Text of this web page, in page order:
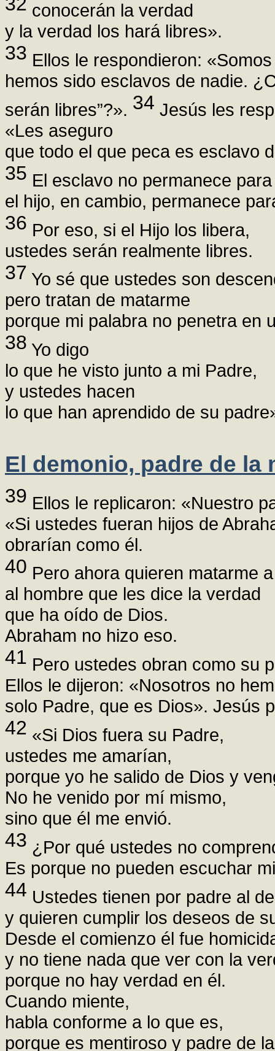
conocerán la verdad
y la verdad los hará libres».
33 Ellos le respondieron:
hemos sido esclavos de nadie.
serán libres”?». 34 Jesús les
«Les aseguro
que todo el que peca es esclavo
35 El esclavo no permanece
el hijo, en cambio, permanece
36 Por eso, si el Hijo los libera,
ustedes serán realmente libres.
37 Yo sé que ustedes son
pero tratan de matarme
porque mi palabra no penetra en
38 Yo digo
lo que he visto junto a mi Padre,
y ustedes hacen
lo que han aprendido de su
El demonio, padre de la
39 Ellos le replicaron: «Nuestro
«Si ustedes fueran hijos de
obrarían como él.
40 Pero ahora quieren matarme
al hombre que les dice la verdad
que ha oído de Dios.
Abraham no hizo eso.
41 Pero ustedes obran como su
Ellos le dijeron: «Nosotros no
solo Padre, que es Dios». Jesús
42 «Si Dios fuera su Padre,
ustedes me amarían,
porque yo he salido de Dios y
No he venido por mí mismo,
sino que él me envió.
43 ¿Por qué ustedes no
Es porque no pueden escuchar
44 Ustedes tienen por padre al
y quieren cumplir los deseos de
Desde el comienzo él fue
y no tiene nada que ver con la
porque no hay verdad en él.
Cuando miente,
habla conforme a lo que es,
porque es mentiroso y padre de